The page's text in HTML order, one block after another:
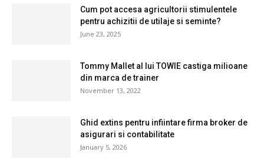
Cum pot accesa agricultorii stimulentele
pentru achizitii de utilaje si seminte?
June 23, 2025
Tommy Mallet al lui TOWIE castiga milioane
din marca de trainer
November 13, 2022
Ghid extins pentru infiintare firma broker de
asigurari si contabilitate
January 5, 2026